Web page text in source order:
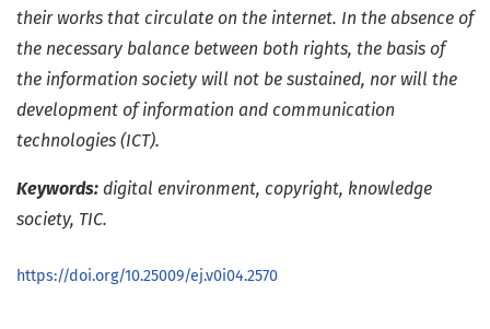
their works that circulate on the internet. In the absence of
the necessary balance between both rights, the basis of
the information society will not be sustained, nor will the
development of information and communication
technologies (ICT).
Keywords: digital environment, copyright, knowledge
society, TIC.
https://doi.org/10.25009/ej.v0i04.2570